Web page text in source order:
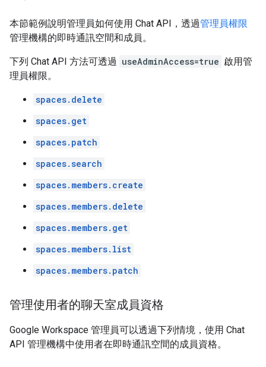
本節範例說明管理員如何使用 Chat API，透過管理員權限
管理機構的即時通訊空間和成員。
下列 Chat API 方法可透過 useAdminAccess=true 啟用管
理員權限。
spaces.delete
spaces.get
spaces.patch
spaces.search
spaces.members.create
spaces.members.delete
spaces.members.get
spaces.members.list
spaces.members.patch
管理使用者的聊天室成員資格
Google Workspace 管理員可以透過下列情境，使用 Chat
API 管理機構中使用者在即時通訊空間的成員資格。